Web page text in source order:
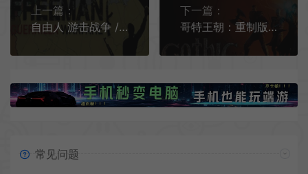
上一篇：
自由人 游击战争 / Freeman Guerrilla Warfare 沙盒策略枪战RPG游戏
下一篇：
哥特王朝：重制版 / Gothic 1 Remake 开放世界RPG游戏
常见问题